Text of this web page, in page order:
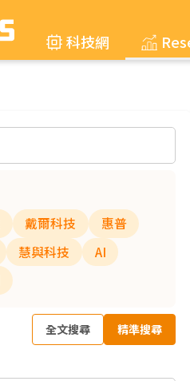
科技網
戴爾科技
惠普
慧與科技
AI
全文搜尋 精準搜尋